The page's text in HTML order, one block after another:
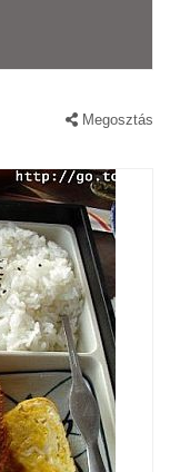
Megosztás